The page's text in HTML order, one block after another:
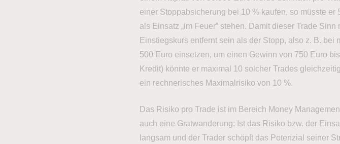
einer Stoppabsicherung bei 10 % kaufen, so müsste
als Einsatz „im Feuer“ stehen. Damit dieser Trade
Einstiegskurs entfernt sein als der Stopp, also z. B.
500 Euro einsetzen, um einen Gewinn von 750 Euro
Kredit) könnte er maximal 10 solcher Trades
ein rechnerisches Maximalrisiko von 10 %.
Das Risiko pro Trade ist im Bereich Money
auch eine Gratwanderung: Ist das Risiko bzw. der
langsam und der Trader schöpft das Potenzial seiner